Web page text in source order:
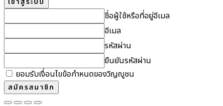
ชื่อผู้ใช้หรือที่อยู่อีเมล
อีเมล
รหัสผ่าน
ยืนยันรหัสผ่าน
ยอมรับเงื่อนไขข้อกำหนดของวิญญูชน